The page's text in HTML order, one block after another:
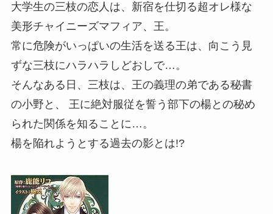
大学生の三枝の恋人は、新宿を仕切る超オレ様な
美形チャイニーズマフィア、王。
常に危険がいっぱいの生活を送る王は、向こう見
ずな三枝にハラハラしどおしで…。
そんなある日、三枝は、王の義理の弟である秘書
の小野と、 王に絶対服従を誓う部下の楊との秘め
られた関係を知ることに…。
楊を陥れようとする過去の影とは!?